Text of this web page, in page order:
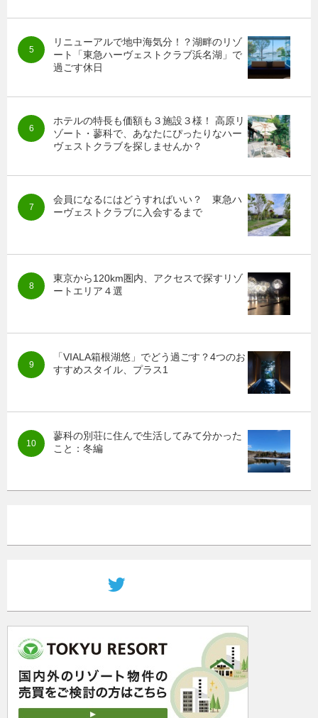
リニューアルで地中海気分！？湖畔のリゾ
ート「東急ハーヴェストクラブ浜名湖」で
過ごす休日
ホテルの特長も価額も３施設３様！ 高原リ
ゾート・蓼科で、あなたにぴったりなハー
ヴェストクラブを探しませんか？
会員になるにはどうすればいい？ 東急ハ
ーヴェストクラブに入会するまで
東京から120km圏内、アクセスで探すリゾ
ートエリア４選
「VIALA箱根湖悠」でどう過ごす？4つのお
すすめスタイル、プラス1
蓼科の別荘に住んで生活してみて分かった
こと：冬編